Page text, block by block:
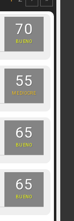
70
BUENO
55
MEDIOCRE
65
BUENO
65
BUENO